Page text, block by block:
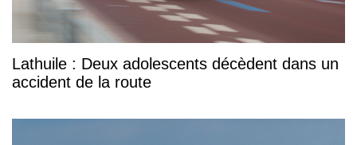
Lathuile : Deux adolescents décèdent dans un
accident de la route